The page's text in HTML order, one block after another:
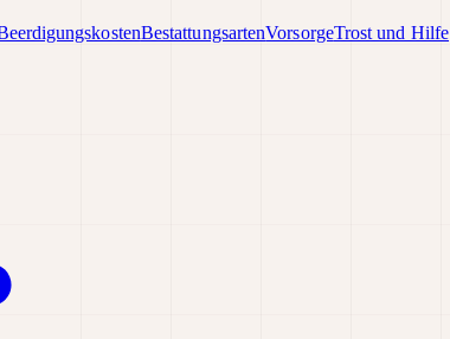
BestattungsartenVorsorgeTrost und Hilfe